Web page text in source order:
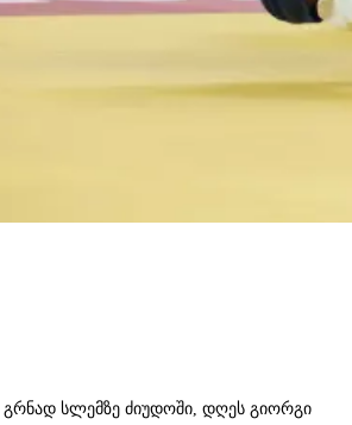
გრნად სლემზე ძიუდოში, დღეს გიორგი